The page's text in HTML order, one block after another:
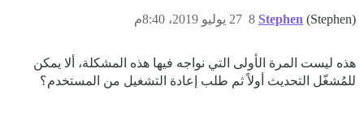
Stephen (Stephen) 27 يوليو 2019، 8:40م 8
هذه ليست المرة الأولى التي نواجه فيها هذه المشكلة، ألا يمكن
للمُشغّل التحديث أولاً ثم طلب إعادة التشغيل من المستخدم؟